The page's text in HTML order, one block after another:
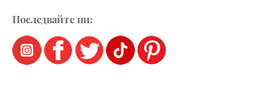
Последвайте ни: